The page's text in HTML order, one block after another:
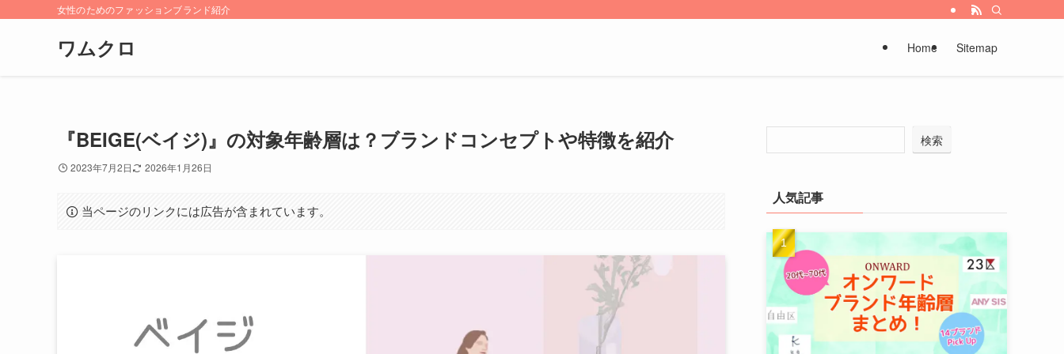
女性のためのファッションブランド紹介
ワムクロ Home Sitemap
『BEIGE(ベイジ)』の対象年齢層は？ブランドコンセプトや特徴を紹介
2023年7月2日 2026年1月26日
当ページのリンクには広告が含まれています。
検索
人気記事